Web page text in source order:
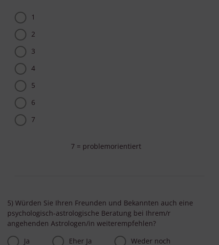
1
2
3
4
5
6
7
7 = problemorientiert
5) Würden Sie Ihren Freunden und Bekannten auch eine
psychologisch-astrologische Beratung bei Ihrem/r
angehenden Astrologen/in weiterempfehlen?
Ja
Eher Ja
Weder noch